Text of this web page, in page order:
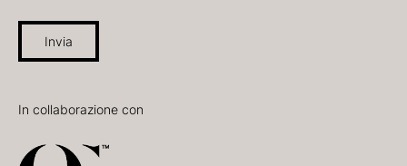
Invia
In collaborazione con